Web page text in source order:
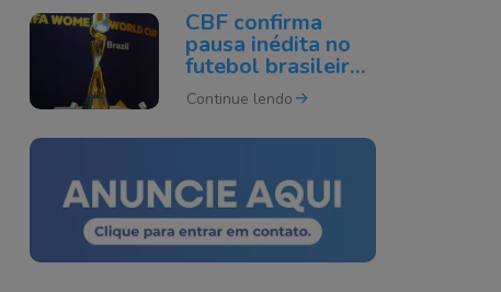
CBF confirma
pausa inédita no
futebol brasileiro
por causa da Copa
do Mundo de 2027
Continue lendo